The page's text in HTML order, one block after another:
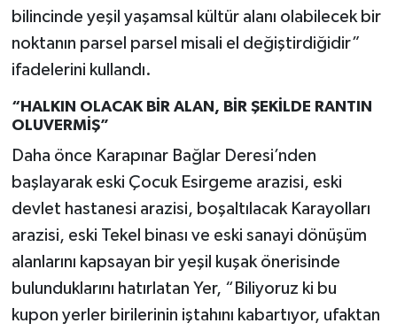
bilincinde yeşil yaşamsal kültür alanı olabilecek bir
noktanın parsel parsel misali el değiştirdiğidir”
ifadelerini kullandı.
“HALKIN OLACAK BİR ALAN, BİR ŞEKİLDE RANTIN
OLUVERMİŞ”
Daha önce Karapınar Bağlar Deresi’nden
başlayarak eski Çocuk Esirgeme arazisi, eski
devlet hastanesi arazisi, boşaltılacak Karayolları
arazisi, eski Tekel binası ve eski sanayi dönüşüm
alanlarını kapsayan bir yeşil kuşak önerisinde
bulunduklarını hatırlatan Yer, “Biliyoruz ki bu
kupon yerler birilerinin iştahını kabartıyor, ufaktan